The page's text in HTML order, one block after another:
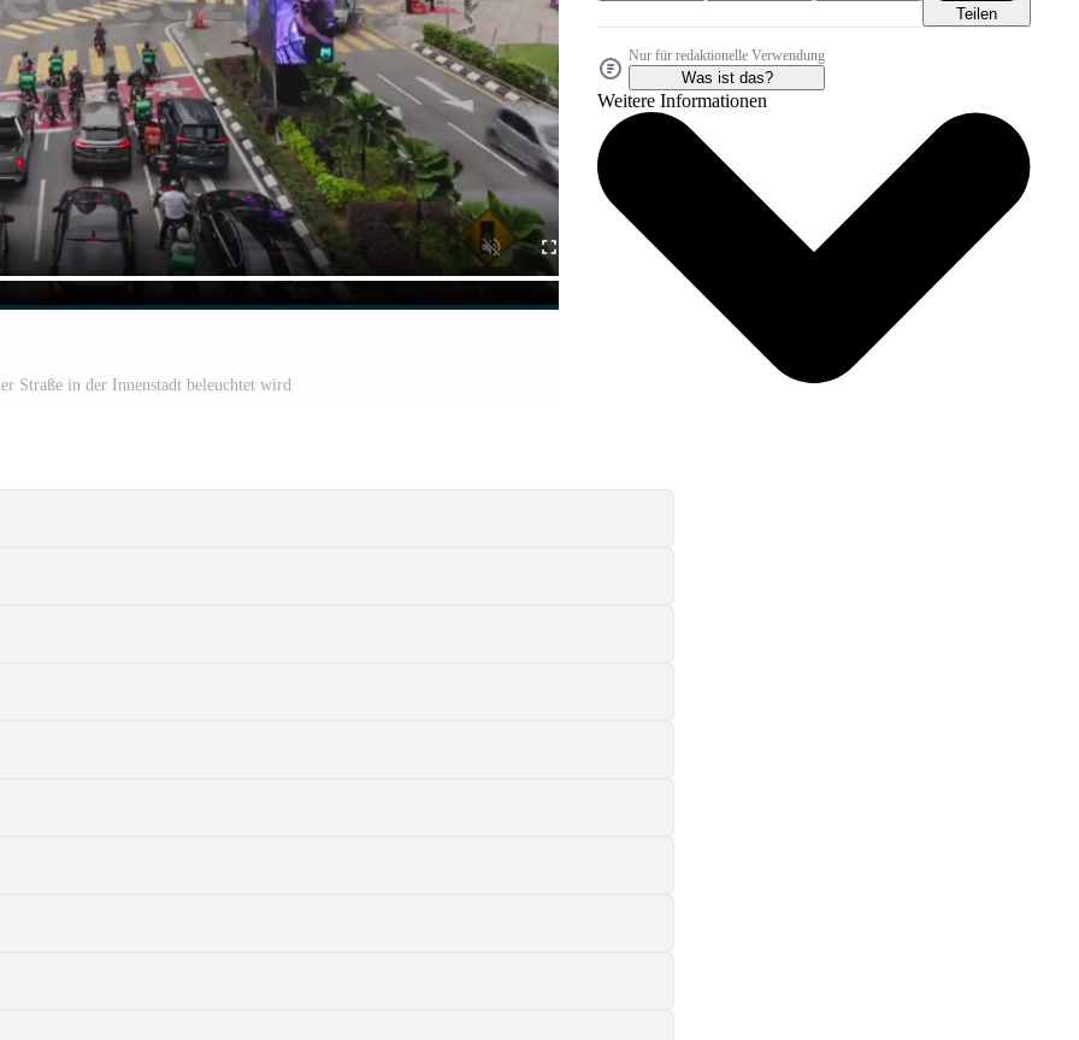
Straße in der Innenstadt beleuchtet wird
Teilen
Nur für redaktionelle Verwendung
Was ist das?
Weitere Informationen